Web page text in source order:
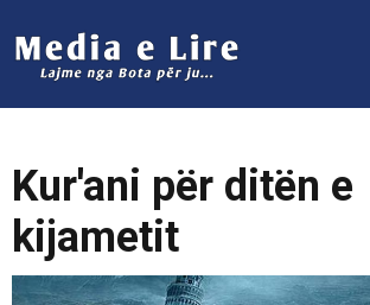
Kur'ani për ditën e
kijametit